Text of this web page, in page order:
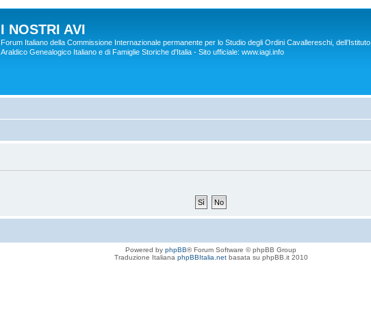
I NOSTRI AVI
Forum Italiano della Commissione Internazionale permanente per lo Studio degli Ordini Cavallereschi, dell’Istituto
Araldico Genealogico Italiano e di Famiglie Storiche d'Italia - Sito ufficiale: www.iagi.info
Powered by phpBB® Forum Software © phpBB Group
Traduzione Italiana phpBBItalia.netbasata su phpBB.it 2010